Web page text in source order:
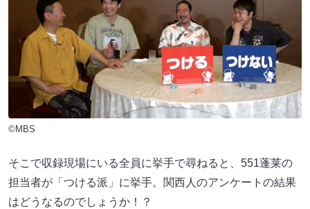
©MBS
そこで収録現場にいる全員に挙手で尋ねると、551蓬莱の
担当者が「つける派」に挙手。関西人のアンケートの結果
はどうなるのでしょうか！？